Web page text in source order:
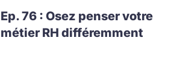
Ep. 76 : Osez penser votre
métier RH différemment